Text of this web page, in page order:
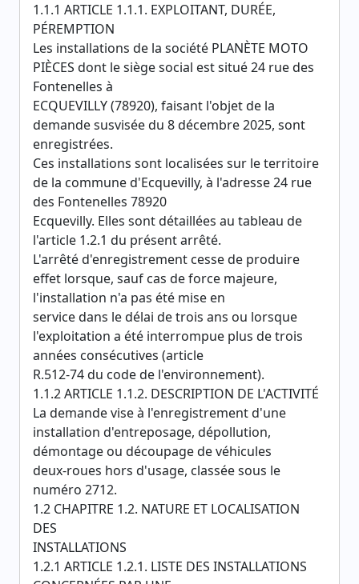
1.1.1 ARTICLE 1.1.1. EXPLOITANT, DURÉE,
PÉREMPTION
Les installations de la société PLANÈTE MOTO
PIÈCES dont le siège social est situé 24 rue des
Fontenelles à
ECQUEVILLY (78920), faisant l'objet de la
demande susvisée du 8 décembre 2025, sont
enregistrées.
Ces installations sont localisées sur le territoire
de la commune d'Ecquevilly, à l'adresse 24 rue
des Fontenelles 78920
Ecquevilly. Elles sont détaillées au tableau de
l'article 1.2.1 du présent arrêté.
L'arrêté d'enregistrement cesse de produire
effet lorsque, sauf cas de force majeure,
l'installation n'a pas été mise en
service dans le délai de trois ans ou lorsque
l'exploitation a été interrompue plus de trois
années consécutives (article
R.512-74 du code de l'environnement).
1.1.2 ARTICLE 1.1.2. DESCRIPTION DE L'ACTIVITÉ
La demande vise à l'enregistrement d'une
installation d'entreposage, dépollution,
démontage ou découpage de véhicules
deux-roues hors d'usage, classée sous le
numéro 2712.
1.2 CHAPITRE 1.2. NATURE ET LOCALISATION
DES
INSTALLATIONS
1.2.1 ARTICLE 1.2.1. LISTE DES INSTALLATIONS